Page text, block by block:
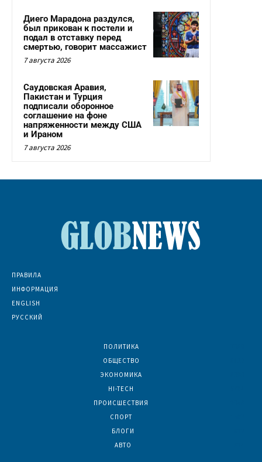
Диего Марадона раздулся,
был прикован к постели и
подал в отставку перед
смертью, говорит массажист
7 августа 2026
Саудовская Аравия,
Пакистан и Турция
подписали оборонное
соглашение на фоне
напряженности между США
и Ираном
7 августа 2026
ПРАВИЛА
ИНФОРМАЦИЯ
ENGLISH
РУССКИЙ
ПОЛИТИКА
ОБЩЕСТВО
ЭКОНОМИКА
HI-TECH
ПРОИСШЕСТВИЯ
СПОРТ
БЛОГИ
АВТО